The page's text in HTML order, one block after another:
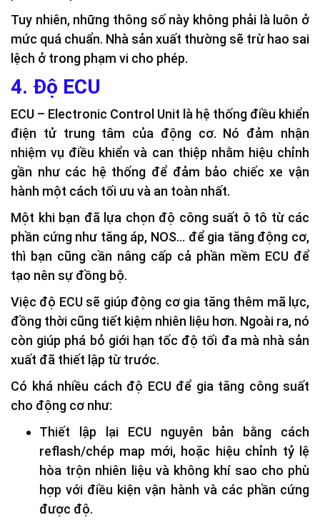
Tuy nhiên, những thông số này không phải là luôn ở
mức quá chuẩn. Nhà sản xuất thường sẽ trừ hao sai
lệch ở trong phạm vi cho phép.
4. Độ ECU
ECU – Electronic Control Unit là hệ thống điều khiển
điện tử trung tâm của động cơ. Nó đảm nhận
nhiệm vụ điều khiển và can thiệp nhằm hiệu chỉnh
gần như các hệ thống để đảm bảo chiếc xe vận
hành một cách tối ưu và an toàn nhất.
Một khi bạn đã lựa chọn độ công suất ô tô từ các
phần cứng như tăng áp, NOS… để gia tăng động cơ,
thì bạn cũng cần nâng cấp cả phần mềm ECU để
tạo nên sự đồng bộ.
Việc độ ECU sẽ giúp động cơ gia tăng thêm mã lực,
đồng thời cũng tiết kiệm nhiên liệu hơn. Ngoài ra, nó
còn giúp phá bỏ giới hạn tốc độ tối đa mà nhà sản
xuất đã thiết lập từ trước.
Có khá nhiều cách độ ECU để gia tăng công suất
cho động cơ như:
Thiết lập lại ECU nguyên bản bằng cách
reflash/chép map mới, hoặc hiệu chỉnh tỷ lệ
hòa trộn nhiên liệu và không khí sao cho phù
hợp với điều kiện vận hành và các phần cứng
được độ.